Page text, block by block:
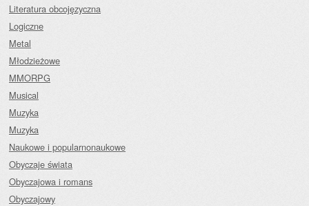
Literatura obcojęzyczna
Logiczne
Metal
Młodzieżowe
MMORPG
Musical
Muzyka
Muzyka
Naukowe i popularnonaukowe
Obyczaje świata
Obyczajowa i romans
Obyczajowy